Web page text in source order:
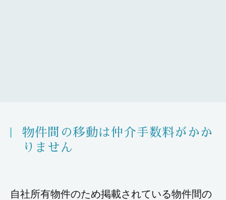
物件間の移動は仲介手数料がかか
りません
自社所有物件のため掲載されている物件間の